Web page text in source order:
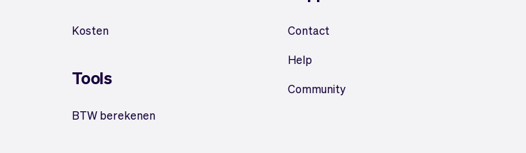
Kosten
Tools
BTW berekenen
Contact
Help
Community